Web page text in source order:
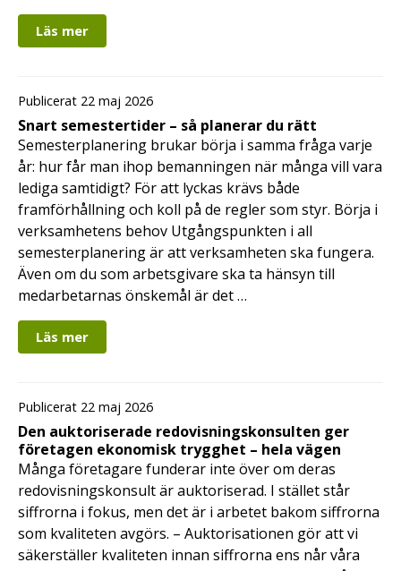
Läs mer
Publicerat 22 maj 2026
Snart semestertider – så planerar du rätt
Semesterplanering brukar börja i samma fråga varje
år: hur får man ihop bemanningen när många vill vara
lediga samtidigt? För att lyckas krävs både
framförhållning och koll på de regler som styr. Börja i
verksamhetens behov Utgångspunkten i all
semesterplanering är att verksamheten ska fungera.
Även om du som arbetsgivare ska ta hänsyn till
medarbetarnas önskemål är det …
Läs mer
Publicerat 22 maj 2026
Den auktoriserade redovisningskonsulten ger
företagen ekonomisk trygghet – hela vägen
Många företagare funderar inte över om deras
redovisningskonsult är auktoriserad. I stället står
siffrorna i fokus, men det är i arbetet bakom siffrorna
som kvaliteten avgörs. – Auktorisationen gör att vi
säkerställer kvaliteten innan siffrorna ens når våra